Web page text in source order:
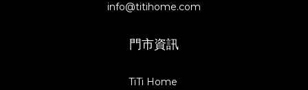
info@titihome.com
門市資訊
TiTi Home